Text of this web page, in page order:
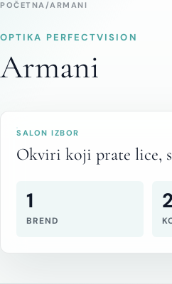
POČETNA/ARMANI
OPTIKA PERFECTVISION
Armani
SALON IZBOR
Okviri koji prate lice,
1
BREND